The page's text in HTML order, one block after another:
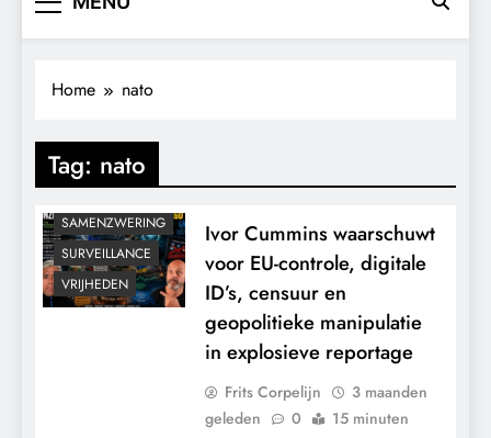
Home nato
Tag: nato
CONTROLE
GEOPOLITIEK
KALENDER 2030
MACHT
POLITIEK
SAMENZWERING
SURVEILLANCE
VRIJHEDEN
Ivor Cummins waarschuwt
voor EU-controle, digitale
ID’s, censuur en
geopolitieke manipulatie
in explosieve reportage
Frits Corpelijn
3 maanden
geleden
0 15 minuten